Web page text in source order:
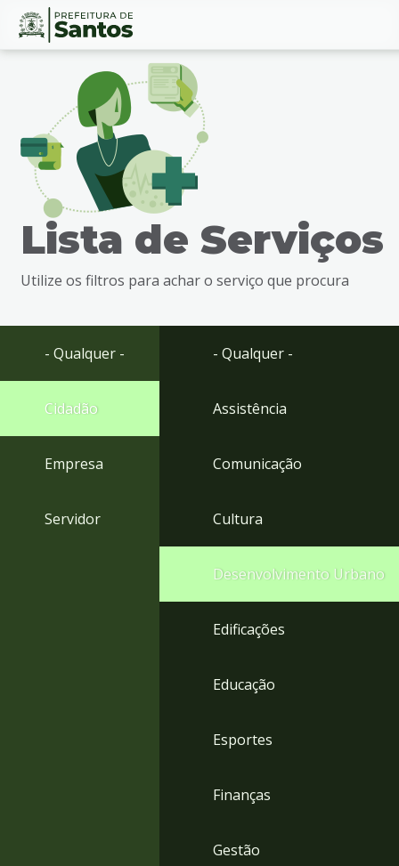
Ir
busca
Ir
rodapé
Conteúdo
Lista de Serviços
Utilize os filtros para achar o serviço que procura
- Qualquer -
Cidadão
Empresa
Servidor
- Qualquer -
Assistência
Comunicação
Cultura
Desenvolvimento Urbano
Edificações
Educação
Esportes
Finanças
Gestão